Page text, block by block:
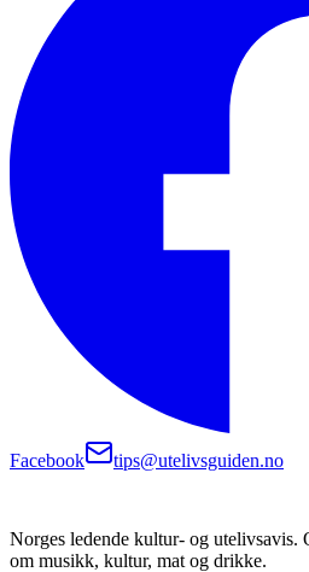
Facebook tips@utelivsguiden.no
Norges ledende kultur- og utelivsavis.
om musikk, kultur, mat og drikke.